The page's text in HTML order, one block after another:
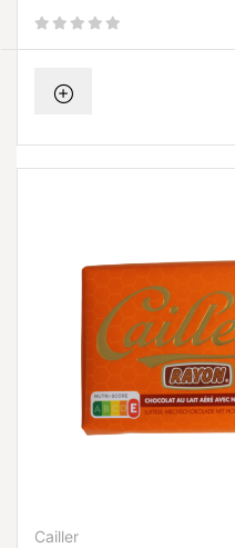
Cailler